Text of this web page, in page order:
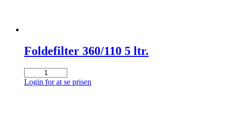
Foldefilter 360/110 5 ltr.
Foldefilter
360/110
Login for at se prisen